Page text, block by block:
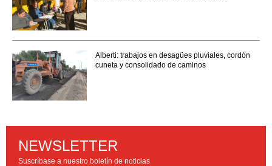
Alberti: trabajos en desagües pluviales, cordón
cuneta y consolidado de caminos
NEWSLETTER
Suscríbase a nuestro boletín de noticias